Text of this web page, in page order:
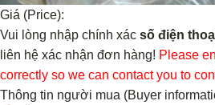
Giá (Price):
Vui lòng nhập chính xác số điện
liên hệ xác nhận đơn hàng! Please
correctly so we can contact you to
Thông tin người mua (Buyer